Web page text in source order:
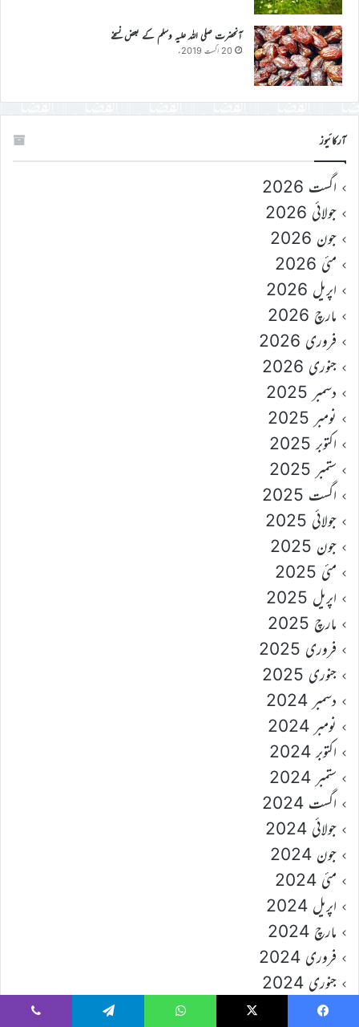
آنحضرت صلی اللہ علیہ وسلم کے بعض نسخے
20 اگست 2019ء
آرکائیوز
اگست 2026
جولائی 2026
جون 2026
مئی 2026
اپریل 2026
مارچ 2026
فروری 2026
جنوری 2026
دسمبر 2025
نومبر 2025
اکتوبر 2025
ستمبر 2025
اگست 2025
جولائی 2025
جون 2025
مئی 2025
اپریل 2025
مارچ 2025
فروری 2025
جنوری 2025
دسمبر 2024
نومبر 2024
اکتوبر 2024
ستمبر 2024
اگست 2024
جولائی 2024
جون 2024
مئی 2024
اپریل 2024
مارچ 2024
فروری 2024
جنوری 2024
دسمبر 2023